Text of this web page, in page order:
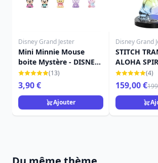
Disney Grand Jester
Mini Minnie Mouse
boite Mystère - DISNEY
GRAND JESTER
(13)
3,90 €
Ajouter
Disney Grand
STITCH
ALOHA
SPÉCIALE
GRAND
(4)
159,00 €